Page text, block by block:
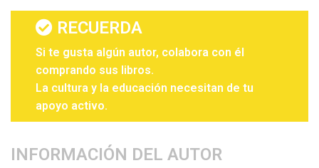
RECUERDA
Si te gusta algún autor, colabora con él
comprando sus libros.
La cultura y la educación necesitan de tu
apoyo activo.
INFORMACIÓN DEL AUTOR